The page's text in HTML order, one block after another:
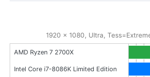
1920 x 1080, Ultra,
AMD Ryzen 7 2700X
Intel Core i7-8086K Limited Edition